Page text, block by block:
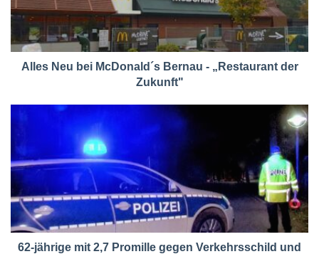
Alles Neu bei McDonald´s Bernau - „Restaurant der
Zukunft"
62-jährige mit 2,7 Promille gegen Verkehrsschild und